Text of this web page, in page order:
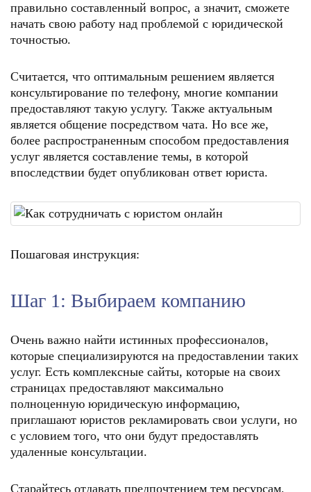
правильно составленный вопрос, а значит, сможете
начать свою работу над проблемой с юридической
точностью.
Считается, что оптимальным решением является
консультирование по телефону, многие компании
предоставляют такую услугу. Также актуальным
является общение посредством чата. Но все же,
более распространенным способом предоставления
услуг является составление темы, в которой
впоследствии будет опубликован ответ юриста.
Пошаговая инструкция:
Шаг 1: Выбираем компанию
Очень важно найти истинных профессионалов,
которые специализируются на предоставлении таких
услуг. Есть комплексные сайты, которые на своих
страницах предоставляют максимально
полноценную юридическую информацию,
приглашают юристов рекламировать свои услуги, но
с условием того, что они будут предоставлять
удаленные консультации.
Старайтесь отдавать предпочтением тем ресурсам,